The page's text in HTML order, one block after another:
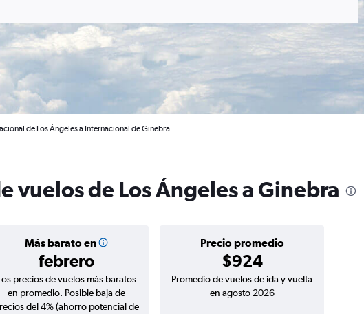
de Los Ángeles a Internacional de Ginebra
vuelos de Los Ángeles a Ginebra
Más barato en
febrero
Precio promedio
$924
precios de vuelos más baratos
en promedio. Posible baja de
del 4% (ahorro potencial de
Promedio de vuelos de ida y vuelta
en agosto 2026